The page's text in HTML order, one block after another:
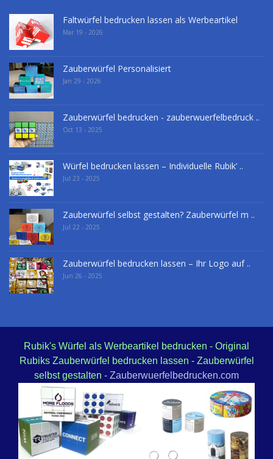
Faltwürfel bedrucken lassen als Werbeartikel
Mar 19 - 2026
Zauberwürfel Personalisiert
Jan 29 - 2026
Zauberwürfel bedrucken - zauberwuerfelbedruck ..
Oct 13 - 2025
Würfel bedrucken lassen – Individuelle Rubik’ ..
Jul 23 - 2025
Zauberwürfel selbst gestalten? Zauberwürfel m ..
Jul 22 - 2025
Zauberwürfel bedrucken lassen – Ihr Logo auf ..
Jun 26 - 2025
Rubik's Würfel als Werbeartikel bedrucken - Original
Rubiks Zauberwürfel bedrucken lassen - Zauberwürfel
selbst gestalten - Zauberwuerfelbedrucken.com